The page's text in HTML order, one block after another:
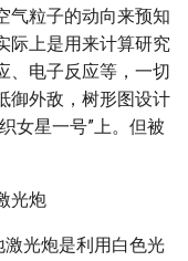
气粒子的动向来预知
际上是用来计算研究
、电子反应等，一切
御外敌，树形图设计
女星一号”上。但被
光炮
激光炮是利用白色光